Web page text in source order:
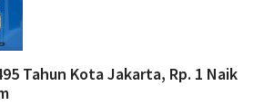
Tahun Kota Jakarta, Rp. 1 Naik